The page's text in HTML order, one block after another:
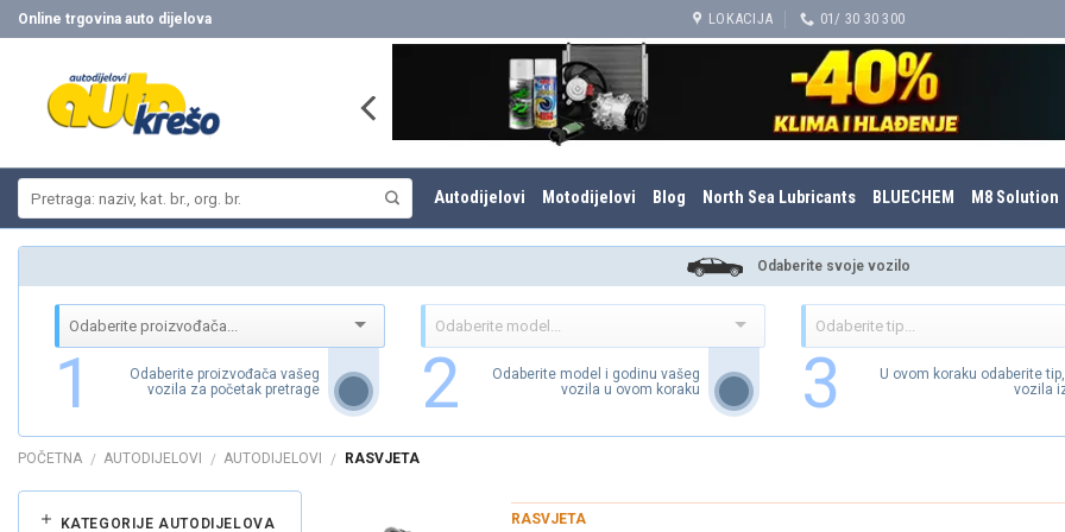
Skip
to
Online trgovina auto dijelova LOKACIJA 01/ 30 30 300
Autodijelovi Motodijelovi Blog North Sea Lubricants BLUECHEM M8 Solution
Odaberite svoje vozilo
1
Odaberite proizvođača vašeg
vozila za početak pretrage
2
Odaberite model i godinu vašeg
vozila u ovom koraku
3
U ovom koraku odaberite
vozila
POČETNA / AUTODIJELOVI / AUTODIJELOVI / RASVJETA
KATEGORIJE AUTODIJELOVA RASVJETA